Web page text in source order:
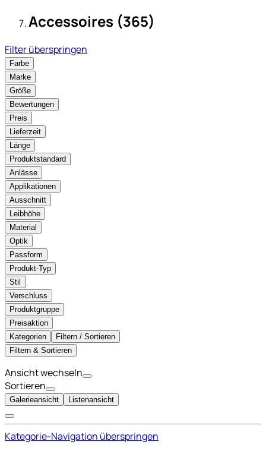
Accessoires (365)
Filter überspringen
Farbe
Marke
Größe
Bewertungen
Preis
Lieferzeit
Länge
Produktstandard
Anlässe
Applikationen
Ausschnitt
Leibhöhe
Material
Optik
Passform
Produkt-Typ
Stil
Verschluss
Produktgruppe
Preisaktion
Kategorien
Filtern / Sortieren
Filtern & Sortieren
Ansicht wechseln
Sortieren
Galerieansicht Listenansicht
Kategorie-Navigation überspringen